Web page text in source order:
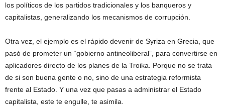
los políticos de los partidos tradicionales y los banqueros y
capitalistas, generalizando los mecanismos de corrupción.
Otra vez, el ejemplo es el rápido devenir de Syriza en Grecia, que
pasó de prometer un “gobierno antineoliberal”, para convertirse en
aplicadores directo de los planes de la Troika. Porque no se trata
de si son buena gente o no, sino de una estrategia reformista
frente al Estado. Y una vez que pasas a administrar el Estado
capitalista, este te engulle, te asimila.